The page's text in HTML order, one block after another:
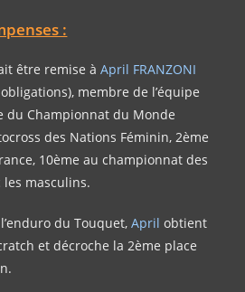
:
être remise àApril FRANZONI
membre de l’équipe
du Championnat du Monde
des Nations Féminin, 2ème
10ème au championnat des
les masculins.
du Touquet,April obtient
et décroche la 2ème place